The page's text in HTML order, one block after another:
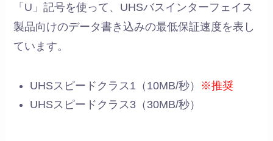
「U」記号を使って、UHSバスインターフェイス
製品向けのデータ書き込みの最低保証速度を表し
ています。
UHSスピードクラス1（10MB/秒） ※推奨
UHSスピードクラス3（30MB/秒）